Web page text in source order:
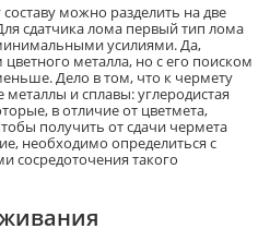
можно разделить на две
сдатчика лома первый тип лома
усилиями. Да,
металла, но с его поиском
Дело в том, что к чермету
и сплавы: углеродистая
в отличие от цветмета,
получить от сдачи чермета
необходимо определиться с
сосредоточения такого